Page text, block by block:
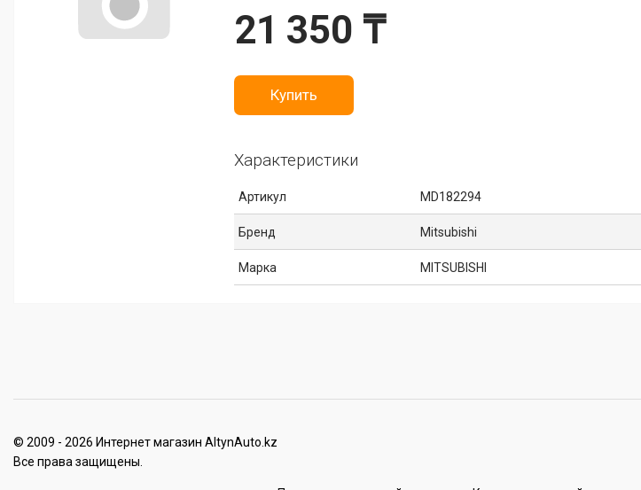
21 350 ₸
Купить
Характеристики
Артикул MD182294
Бренд Mitsubishi
Марка MITSUBISHI
© 2009 - 2026 Интернет магазин AltynAuto.kz
Все права защищены.